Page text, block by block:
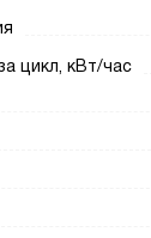
цикл, кВт/час